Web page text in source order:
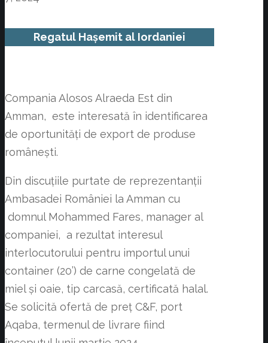
Regatul Hașemit al Iordaniei
Compania Alosos Alraeda Est din
Amman, este interesată în identificarea
de oportunități de export de produse
românești.
Din discuțiile purtate de reprezentanții
Ambasadei României la Amman cu
domnul Mohammed Fares, manager al
companiei, a rezultat interesul
interlocutorului pentru importul unui
container (20’) de carne congelată de
miel și oaie, tip carcasă, certificată halal.
Se solicită ofertă de preț C&F, port
Aqaba, termenul de livrare fiind